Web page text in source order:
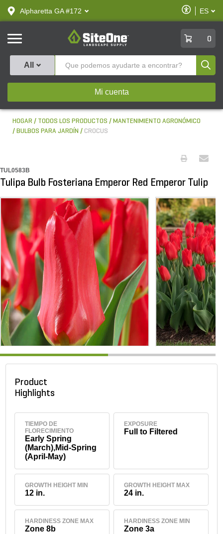
text.skipToContent
text.skipToNavigation
Alpharetta GA #172
Habilitar
ES
SiteOne
0
All
Mi cuenta
HOGAR TODOS LOS PRODUCTOS
MANTENIMIENTO AGRONÓMICO
BULBOS PARA JARDÍN
CROCUS
TUL0583B
Tulipa Bulb Fosteriana Emperor Red Emperor Tulip
Product
Highlights
TIEMPO DE
FLORECIMIENTO
Early Spring
(March),Mid-Spring
(April-May)
EXPOSURE
Full to Filtered
GROWTH HEIGHT MIN
12 in.
GROWTH HEIGHT MAX
24 in.
HARDINESS ZONE MAX
Zone 8b
HARDINESS ZONE MIN
Zone 3a